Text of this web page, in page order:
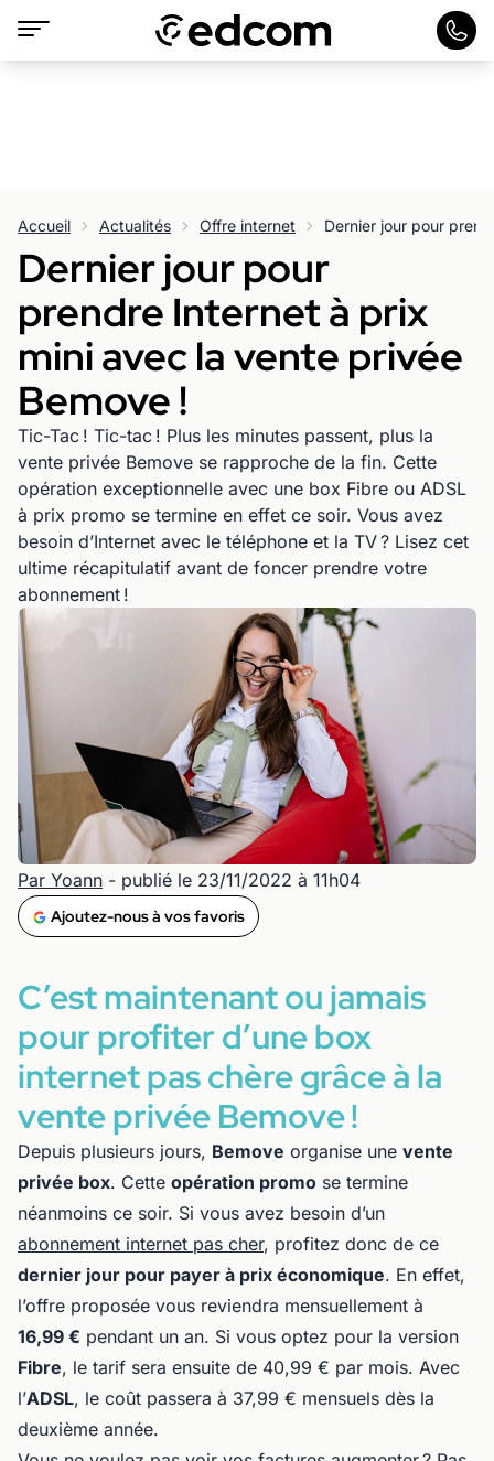
Accueil Actualités Offre internet
Dernier jour pour
prendre Internet à prix
mini avec la vente privée
Bemove !
Tic-Tac ! Tic-tac ! Plus les minutes passent, plus la
vente privée Bemove se rapproche de la fin. Cette
opération exceptionnelle avec une box Fibre ou ADSL
à prix promo se termine en effet ce soir. Vous avez
besoin d’Internet avec le téléphone et la TV ? Lisez cet
ultime récapitulatif avant de foncer prendre votre
abonnement !
Par Yoann - publié le 23/11/2022 à 11h04
Ajoutez-nous à vos favoris
C’est maintenant ou jamais
pour profiter d’une box
internet pas chère grâce à la
vente privée Bemove !
Depuis plusieurs jours, Bemove organise une vente
privée box. Cette opération promo se termine
néanmoins ce soir. Si vous avez besoin d’un
abonnement internet pas cher, profitez donc de ce
dernier jour pour payer à prix économique. En effet,
l’offre proposée vous reviendra mensuellement à
16,99 € pendant un an. Si vous optez pour la version
Fibre, le tarif sera ensuite de 40,99 € par mois. Avec
l’ADSL, le coût passera à 37,99 € mensuels dès la
deuxième année.